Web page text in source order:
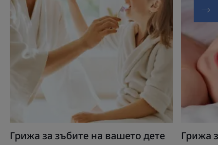
Грижа за зъбите на вашето дете Грижа